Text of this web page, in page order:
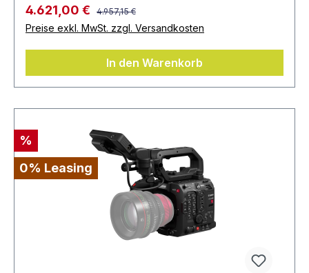
4.621,00 € 4.957,15 €
Preise exkl. MwSt. zzgl. Versandkosten
In den Warenkorb
%
0% Leasing